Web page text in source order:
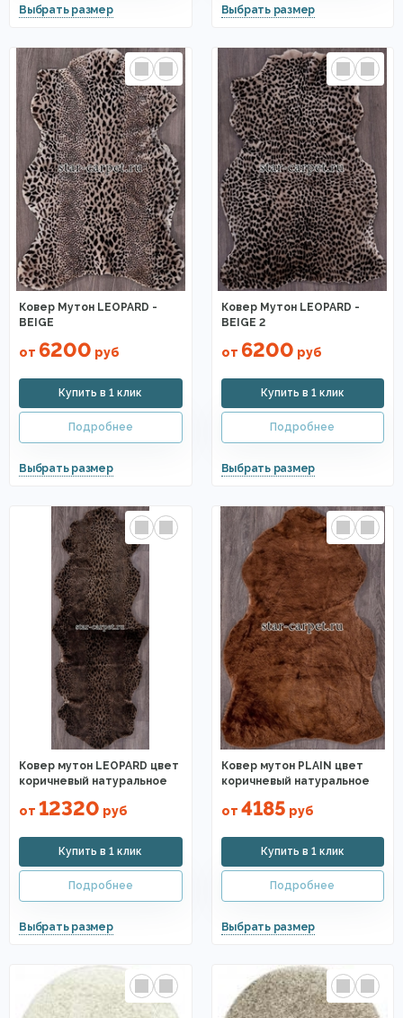
Ковер Мутон LEOPARD -
BEIGE
от 6200 руб
Ковер Мутон LEOPARD -
BEIGE 2
от 6200 руб
Ковер мутон LEOPARD цвет
коричневый натуральное
от 12320 руб
Ковер мутон PLAIN цвет
коричневый натуральное
от 4185 руб